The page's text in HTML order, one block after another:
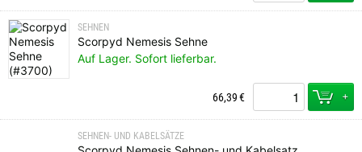
SEHNEN
Scorpyd Nemesis Sehne
Auf Lager. Sofort lieferbar.
66,39€ +
SEHNEN- UND KABELSÄTZE